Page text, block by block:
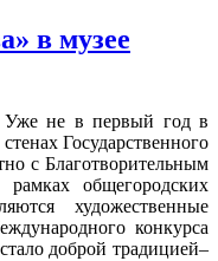
в музее
Уже не в первый год в
стенах Государственного
с Благотворительным
общегородских
художественные
конкурса
доброй традицией–